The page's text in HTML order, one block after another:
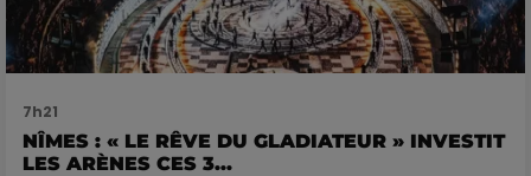
7h21
NÎMES : « LE RÊVE DU GLADIATEUR » INVESTIT
LES ARÈNES CES 3...